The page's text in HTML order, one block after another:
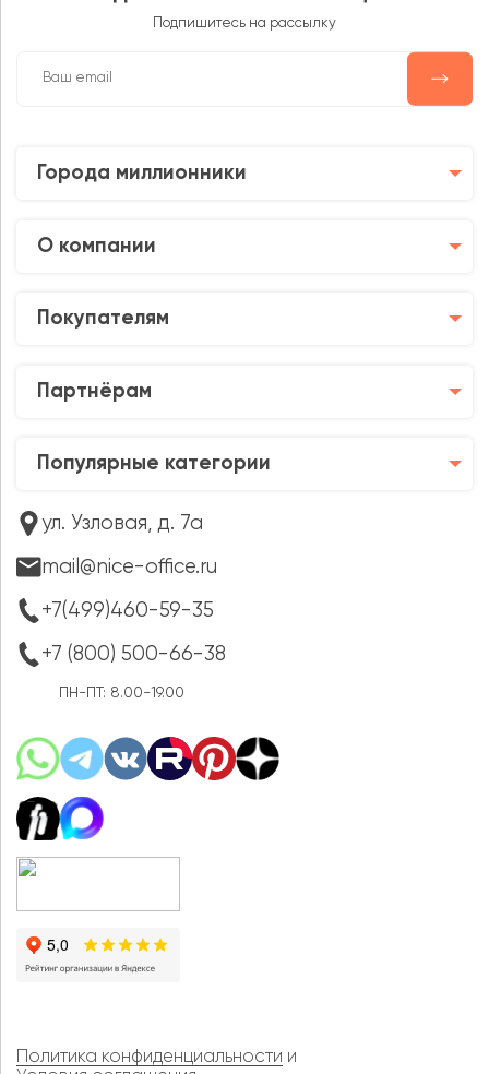
Подпишитесь на рассылку
Города миллионники
О компании
Покупателям
Партнёрам
Популярные категории
ул. Узловая, д. 7а
mail@nice-office.ru
+7(499)460-59-35
+7 (800) 500-66-38
ПН-ПТ: 8.00-19.00
Политика конфиденциальности и